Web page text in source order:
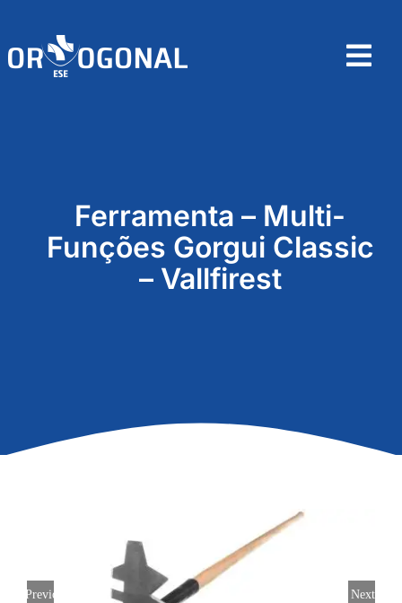
content
ProdutosFerramenta – Multi-
Funções Gorgui Classic
– Vallfirest
Previous Next